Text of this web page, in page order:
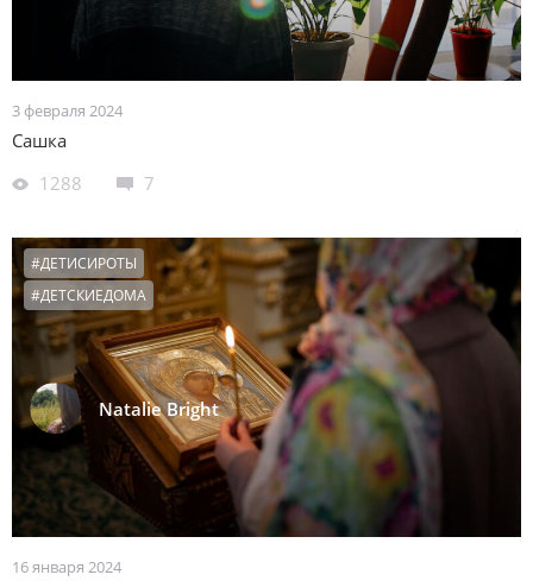
3 февраля 2024
Сашка
1288
7
Natalie Bright
#ДЕТИСИРОТЫ
#ДЕТСКИЕДОМА
16 января 2024